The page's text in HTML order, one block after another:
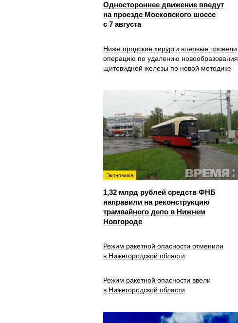
Одностороннее движение введут
на проезде Московского шоссе
с 7 августа
Нижегородские хирурги впервые провели
операцию по удалению новообразования
щитовидной железы по новой методике
Экономика
1,32 млрд рублей средств ФНБ
направили на реконструкцию
трамвайного депо в Нижнем
Новгороде
Режим ракетной опасности отменили
в Нижегородской области
Режим ракетной опасности ввели
в Нижегородской области